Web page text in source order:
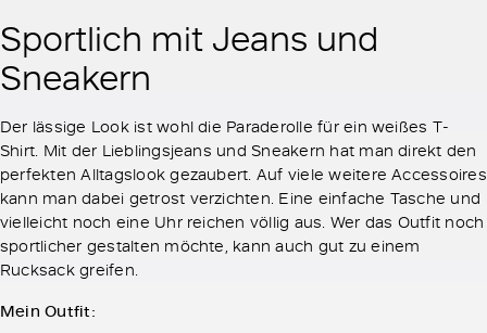
Sportlich mit Jeans und
Sneakern
Der lässige Look ist wohl die Paraderolle für ein weißes T-
Shirt. Mit der Lieblingsjeans und Sneakern hat man direkt den
perfekten Alltagslook gezaubert. Auf viele weitere Accessoires
kann man dabei getrost verzichten. Eine einfache Tasche und
vielleicht noch eine Uhr reichen völlig aus. Wer das Outfit noch
sportlicher gestalten möchte, kann auch gut zu einem
Rucksack greifen.
Mein Outfit: